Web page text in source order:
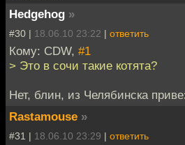
Hedgehog »
#30 | 18.06.10 23:22 | ответить
Кому: CDW, #1
> Это в сочи такие котята?
Нет, блин, из Челябинска
Rastamouse »
#31 | 18.06.10 23:29 | ответить